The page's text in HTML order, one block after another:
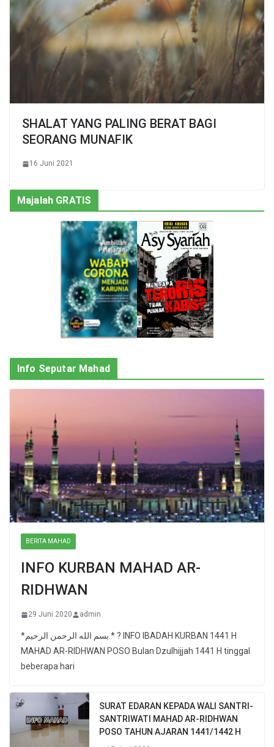
SHALAT YANG PALING BERAT BAGI
SEORANG MUNAFIK
16 Juni 2021
Majalah GRATIS
Info Seputar Mahad
BERITA MAHAD
INFO KURBAN MAHAD AR-
RIDHWAN
29 Juni 2020 admin
*بسم الله الرحمن الرحيم.* ? INFO IBADAH KURBAN 1441 H
MAHAD AR-RIDHWAN POSO Bulan Dzulhijjah 1441 H tinggal
beberapa hari
SURAT EDARAN KEPADA WALI SANTRI-
SANTRIWATI MAHAD AR-RIDHWAN
POSO TAHUN AJARAN 1441/1442 H